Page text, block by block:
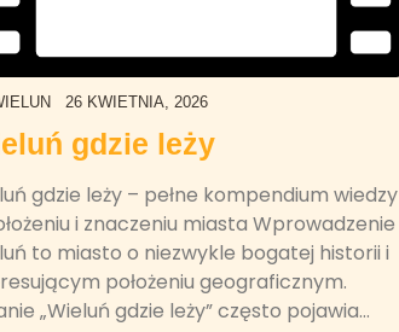
26 KWIETNIA, 2026
gdzie leży
gdzie leży – pełne kompendium wiedzy
i znaczeniu miasta Wprowadzenie
to miasto o niezwykle bogatej historii i
położeniu geograficznym.
„Wieluń gdzie leży” często pojawia…